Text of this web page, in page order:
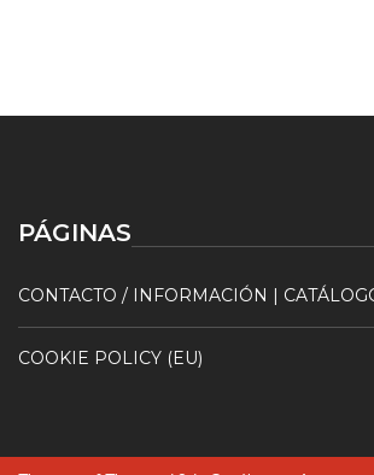
PÁGINAS
CONTACTO / INFORMACIÓN |
COOKIE POLICY (EU)